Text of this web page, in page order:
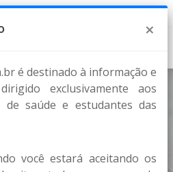
costais
Imagens
×
é destinado à informação e
exclusivamente aos
de saúde e estudantes das
você estará aceitando os